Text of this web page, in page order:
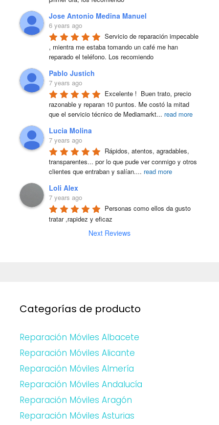
Jose Antonio Medina Manuel
6 years ago
Servicio de reparación impecable
, mientra me estaba tomando un café me han
reparado el teléfono. Los recomiendo
Pablo Justich
7 years ago
Excelente !  Buen trato, precio
razonable y reparan 10 puntos. Me costó la mitad
que el servicio técnico de Mediamarkt... read more
Lucia Molina
7 years ago
Rápidos, atentos, agradables,
transparentes... por lo que pude ver conmigo y otros
clientes que entraban y salían.... read more
Loli Alex
7 years ago
Personas como ellos da gusto
tratar ,rapidez y eficaz
Next Reviews
Categorías de producto
Reparación Móviles Albacete
Reparación Móviles Alicante
Reparación Móviles Almería
Reparación Móviles Andalucía
Reparación Móviles Aragón
Reparación Móviles Asturias